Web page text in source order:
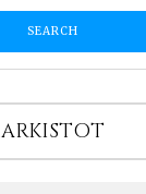
ARKISTOT